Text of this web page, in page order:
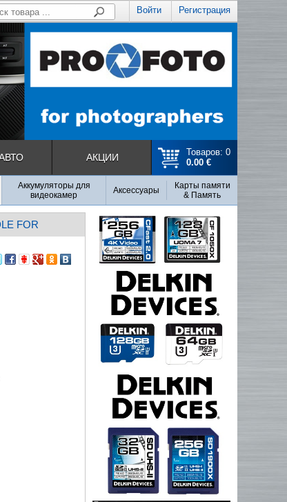
Войти Регистрация
Товаров: 0
0.00 €
АКЦИИ
Аккумуляторы для
видеокамер
Аксесcуары
Карты памяти
& Память
FOR